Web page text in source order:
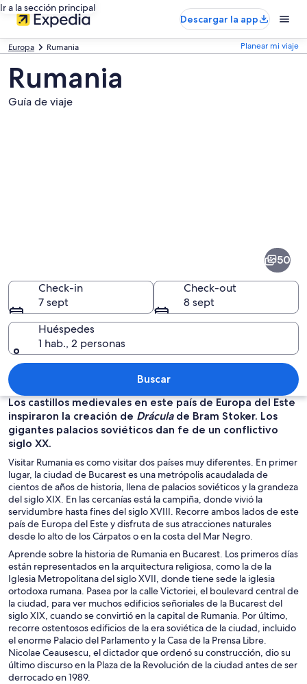
Ir a la sección principal
Descargar la app
Europa Rumania Planear mi viaje
Rumania
Guía de viaje
Calle con paraguas de colores
50
Check-in
7 sept
Check-out
8 sept
Huéspedes
1 hab., 2 personas
Buscar
Los castillos medievales en este país de Europa del Este
inspiraron la creación de Dráculade Bram Stoker. Los
gigantes palacios soviéticos dan fe de un conflictivo
siglo XX.
Visitar Rumania es como visitar dos países muy diferentes. En primer
lugar, la ciudad de Bucarest es una metrópolis acaudalada de
cientos de años de historia, llena de palacios soviéticos y la grandeza
del siglo XIX. En las cercanías está la campiña, donde vivió la
servidumbre hasta fines del siglo XVIII. Recorre ambos lados de este
país de Europa del Este y disfruta de sus atracciones naturales
desde lo alto de los Cárpatos o en la costa del Mar Negro.
Aprende sobre la historia de Rumania en Bucarest. Los primeros días
están representados en la arquitectura religiosa, como la de la
Iglesia Metropolitana del siglo XVII, donde tiene sede la iglesia
ortodoxa rumana. Pasea por la calle Victoriei, el boulevard central de
la ciudad, para ver muchos edificios señoriales de la Bucarest del
siglo XIX, cuando se convirtió en la capital de Rumania. Por último,
recorre ostentosos edificios de la era soviética de la ciudad, incluido
el enorme Palacio del Parlamento y la Casa de la Prensa Libre.
Nicolae Ceausescu, el dictador que ordenó su construcción, dio su
último discurso en la Plaza de la Revolución de la ciudad antes de ser
derrocado en 1989.